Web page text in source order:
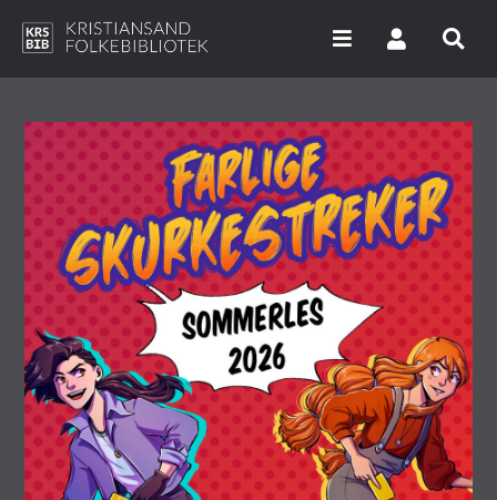
Arrangementer
Bibliotekene
Nyheter
Digitale tjenester
Vi tilbyr
UNG
Søk i våre databaser
hovedinnhold